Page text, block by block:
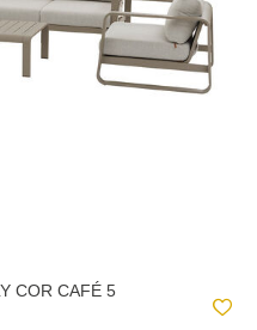
COR CAFÉ 5